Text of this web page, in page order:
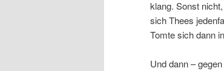
klang. Sonst
sich Thees
Tomte sich dann
Und dann –